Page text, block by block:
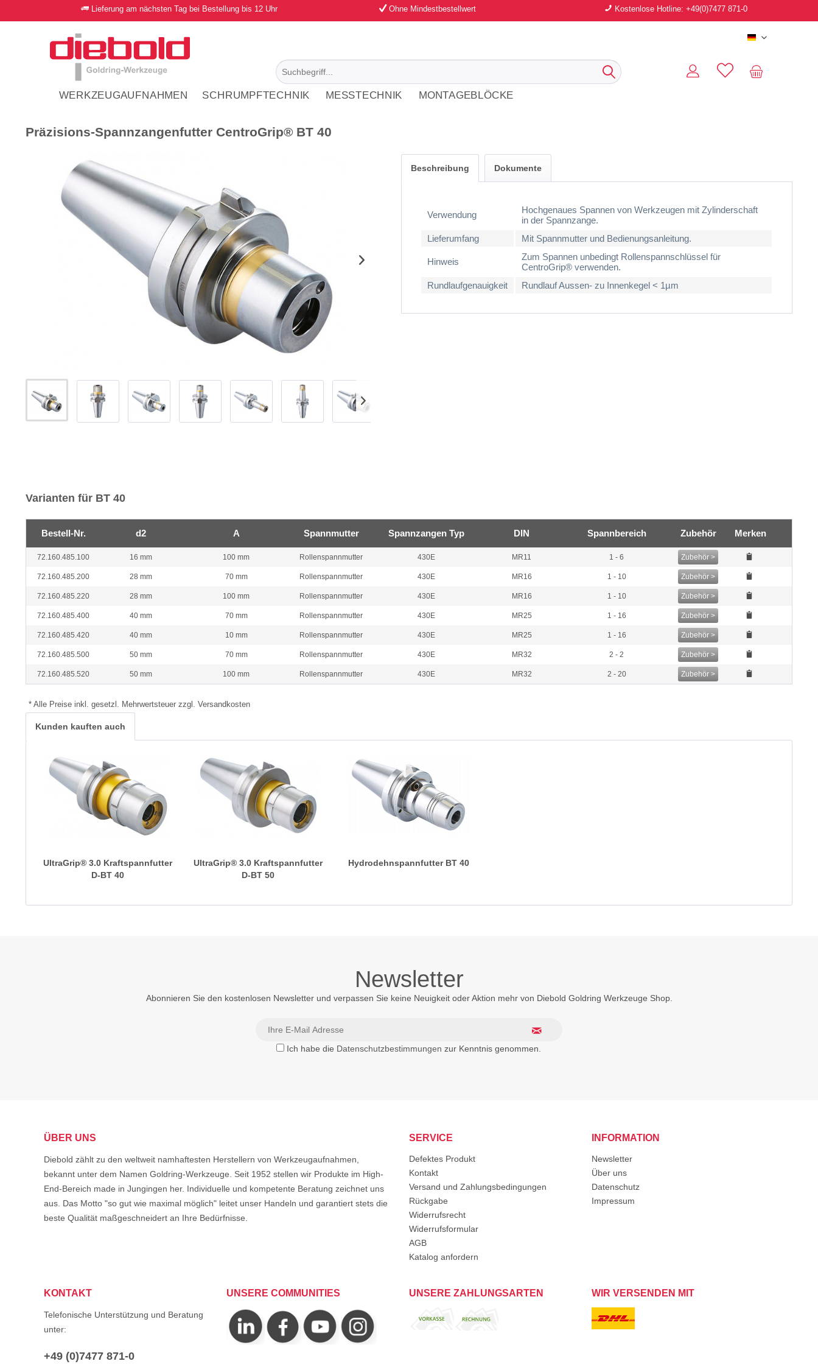
Lieferung am nächsten Tag bei Bestellung bis 12 Uhr Ohne Mindestbestellwert Kostenlose Hotline: +49(0)7477 871-0
Deutsch
WERKZEUGAUFNAHMEN SCHRUMPFTECHNIK MESSTECHNIK MONTAGEBLÖCKE
Präzisions-Spannzangenfutter CentroGrip® BT 40
Beschreibung Dokumente
Verwendung
Hochgenaues Spannen von Werkzeugen mit Zylinderschaft
in der Spannzange.
Lieferumfang
Mit Spannmutter und Bedienungsanleitung.
Hinweis
Zum Spannen unbedingt Rollenspannschlüssel für
CentroGrip® verwenden.
Rundlaufgenauigkeit
Rundlauf Aussen- zu Innenkegel < 1µm
Varianten für BT 40
Bestell-Nr. d2 A Spannmutter Spannzangen Typ DIN Spannbereich Zubehör Merken
72.160.485.100 16 mm 100 mm Rollenspannmutter 430E MR11 1 - 6 Zubehör >
72.160.485.200 28 mm 70 mm Rollenspannmutter 430E MR16 1 - 10 Zubehör >
72.160.485.220 28 mm 100 mm Rollenspannmutter 430E MR16 1 - 10 Zubehör >
72.160.485.400 40 mm 70 mm Rollenspannmutter 430E MR25 1 - 16 Zubehör >
72.160.485.420 40 mm 10 mm Rollenspannmutter 430E MR25 1 - 16 Zubehör >
72.160.485.500 50 mm 70 mm Rollenspannmutter 430E MR32 2 - 2 Zubehör >
72.160.485.520 50 mm 100 mm Rollenspannmutter 430E MR32 2 - 20 Zubehör >
* Alle Preise inkl. gesetzl. Mehrwertsteuer zzgl. Versandkosten
Kunden kauften auch
UltraGrip® 3.0 Kraftspannfutter
D-BT 40
UltraGrip® 3.0 Kraftspannfutter
D-BT 50
Hydrodehnspannfutter BT 40
Newsletter
Abonnieren Sie den kostenlosen Newsletter und verpassen Sie keine Neuigkeit oder Aktion mehr von Diebold Goldring Werkzeuge Shop.
Ich habe die Datenschutzbestimmungen zur Kenntnis genommen.
ÜBER UNS
Diebold zählt zu den weltweit namhaftesten Herstellern von Werkzeugaufnahmen,
bekannt unter dem Namen Goldring-Werkzeuge. Seit 1952 stellen wir Produkte im High-
End-Bereich made in Jungingen her. Individuelle und kompetente Beratung zeichnet uns
aus. Das Motto "so gut wie maximal möglich" leitet unser Handeln und garantiert stets die
beste Qualität maßgeschneidert an Ihre Bedürfnisse.
SERVICE
Defektes Produkt
Kontakt
Versand und Zahlungsbedingungen
Rückgabe
Widerrufsrecht
Widerrufsformular
AGB
Katalog anfordern
INFORMATION
Newsletter
Über uns
Datenschutz
Impressum
KONTAKT
Telefonische Unterstützung und Beratung
unter:
+49 (0)7477 871-0
UNSERE COMMUNITIES UNSERE ZAHLUNGSARTEN WIR VERSENDEN MIT